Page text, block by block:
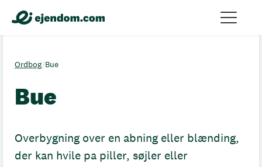
Ordbog/Bue
Bue
Overbygning over en abning eller blænding,
der kan hvile pa piller, søjler eller